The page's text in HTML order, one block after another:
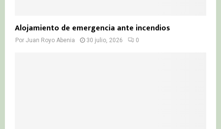
Alojamiento de emergencia ante incendios
Por Juan Royo Abenia 30 julio, 2026 0